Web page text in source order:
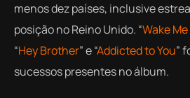
menos dez países, inclusive
posição no Reino Unido. “Wake
“Hey Brother” e “Addicted to You”
sucessos presentes no álbum.